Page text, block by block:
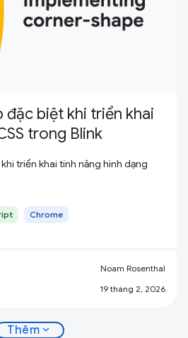
đặc biệt khi triển khai
trong Blink
triển khai tính năng hình dạng
Chrome
Noam Rosenthal
19 tháng 2, 2026
Thêm expand_more